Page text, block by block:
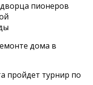
пионеров
дома в
пройдет турнир по